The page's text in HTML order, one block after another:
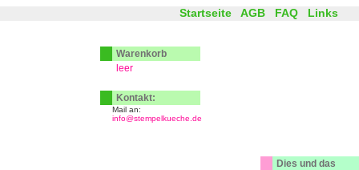
Dies und das
Startseite AGB FAQ Links
Warenkorb
leer
Kontakt:
Mail an:
info@stempelkueche.de